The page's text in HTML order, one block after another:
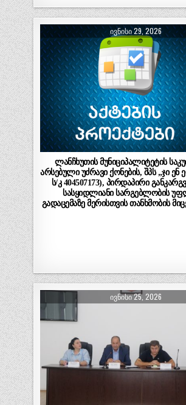
ᲘᲕᲜᲘᲡᲘ 29, 2026
ლანჩხუთის მუნიციპალიტეტის
არსებული უძრავი ქონების, შპს „ჯი ენ
ს/კ 404507173), პირდაპირი
სასყიდლიანი სარგებლობის
გადაცემაზე მერისთვის თანხმობის
ᲘᲕᲜᲘᲡᲘ 25, 2026